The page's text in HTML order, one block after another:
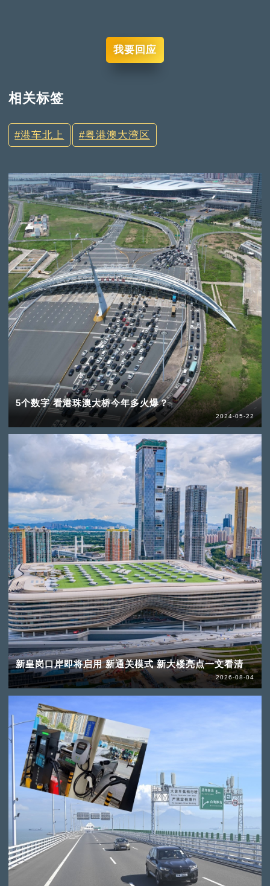
我要回应
相关标签
港车北上 粤港澳大湾区
5个数字 看港珠澳大桥今年多火爆？
2024-05-22
新皇岗口岸即将启用 新通关模式 新大楼亮点一文看清
2026-08-04